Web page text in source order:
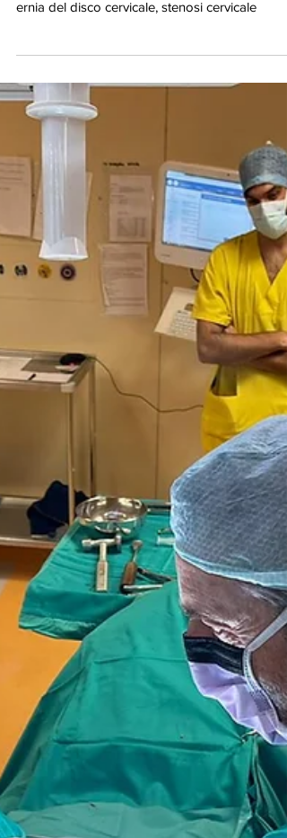
ernia del disco cervicale, stenosi cervicale